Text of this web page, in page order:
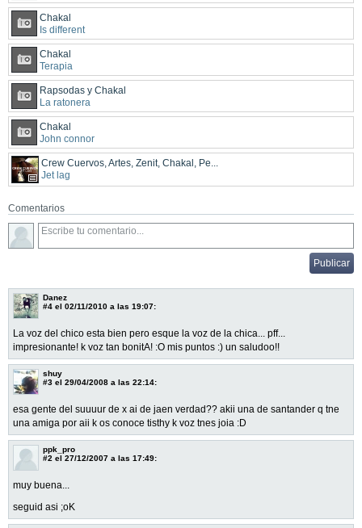
Chakal
Is different
Chakal
Terapia
Rapsodas y Chakal
La ratonera
Chakal
John connor
Crew Cuervos, Artes, Zenit, Chakal, Pe...
Jet lag
Comentarios
Danez
#4 el 02/11/2010 a las 19:07:
La voz del chico esta bien pero esque la voz de la chica... pff...
impresionante! k voz tan bonitA! :O mis puntos :) un saludoo!!
shuy
#3 el 29/04/2008 a las 22:14:
esa gente del suuuur de x ai de jaen verdad?? akii una de santander q tne
una amiga por aii k os conoce tisthy k voz tnes joia :D
ppk_pro
#2 el 27/12/2007 a las 17:49:
muy buena...
seguid asi ;oK